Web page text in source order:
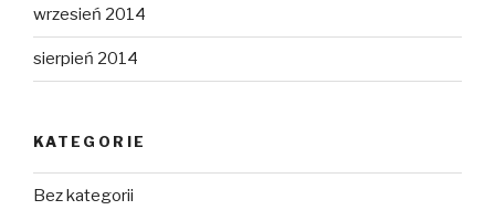
wrzesień 2014
sierpień 2014
KATEGORIE
Bez kategorii